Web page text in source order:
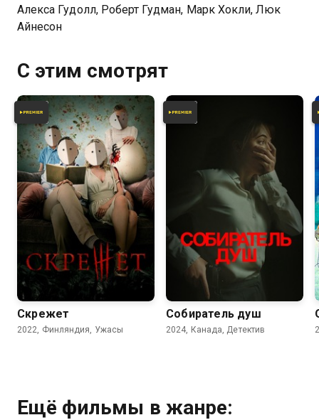
Алекса Гудолл, Роберт Гудман, Марк Хокли, Люк
Айнесон
С этим смотрят
Скрежет
2022, Финляндия, Ужасы
Собиратель душ
2024, Канада, Детектив
Ещё фильмы в жанре: